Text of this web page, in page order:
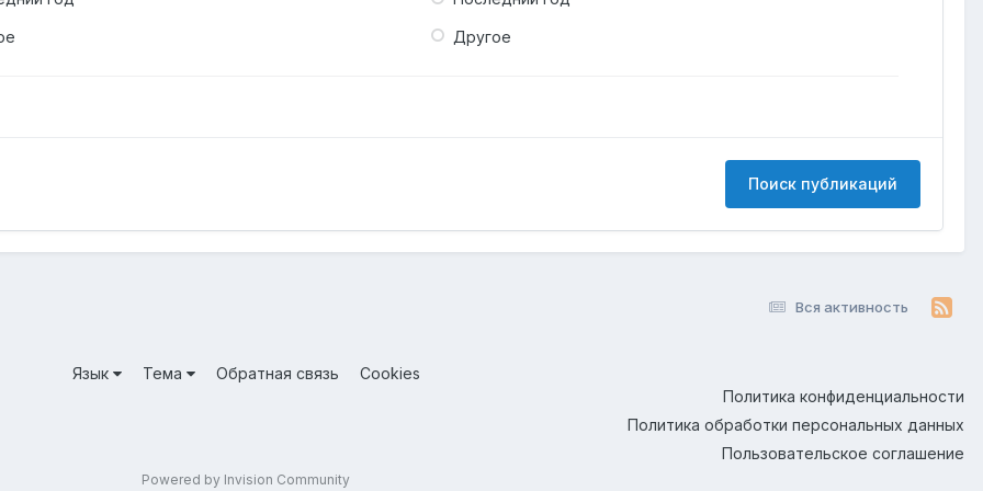
Другое
Поиск публикаций
Вся активность
Язык Тема Обратная связь
Cookies
Политика конфиденциальности
Политика обработки персональных данных
Пользовательское соглашение
Powered by Invision Community